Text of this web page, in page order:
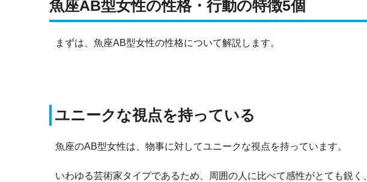
魚座AB型女性の性格・行動の特徴5個
まずは、魚座AB型女性の性格について解説します。
ユニークな視点を持っている
魚座のAB型女性は、物事に対してユニークな視点を持っています。
いわゆる芸術家タイプであるため、周囲の人に比べて感性がとても鋭く